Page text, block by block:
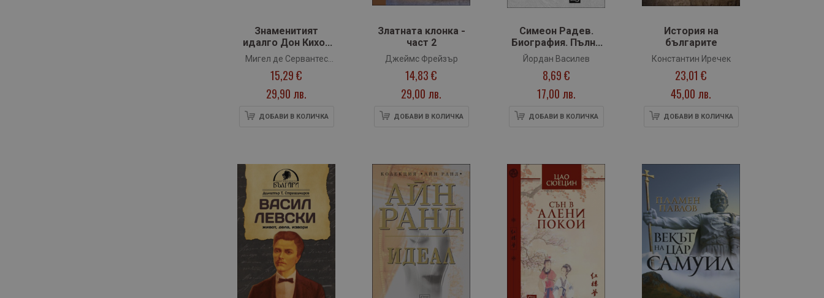
Знаменитият
идалго Дон Кихот
де Ла Манча - том 1
Мигел де Сервантес
Сааведра
15,29 €
29,90 лв.
ДОБАВИ В КОЛИЧКА
Златната клонка -
част 2
Джеймс Фрейзър
14,83 €
29,00 лв.
ДОБАВИ В КОЛИЧКА
Симеон Радев.
Биография. Пълна
библиография.
Спомени
Йордан Василев
8,69 €
17,00 лв.
ДОБАВИ В КОЛИЧКА
История на
българите
Константин Иречек
23,01 €
45,00 лв.
ДОБАВИ В КОЛИЧКА